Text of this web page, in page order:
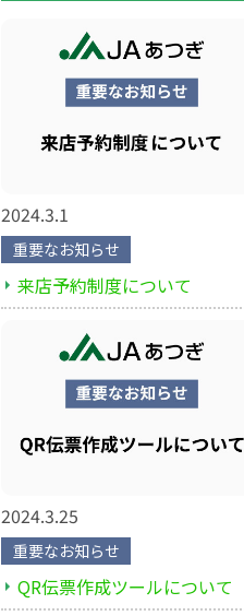
2024.3.1
重要なお知らせ
来店予約制度について
2024.3.25
重要なお知らせ
QR伝票作成ツールについて